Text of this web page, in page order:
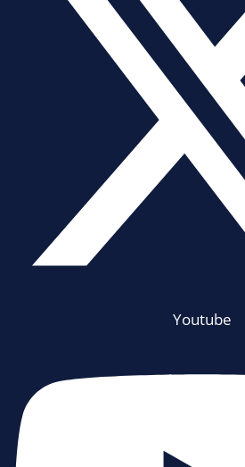
Youtube